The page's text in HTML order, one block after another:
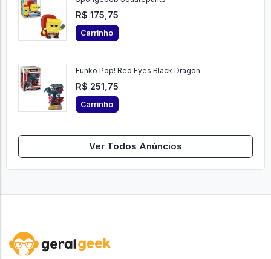
R$ 175,75
Carrinho
Funko Pop! Red Eyes Black Dragon
R$ 251,75
Carrinho
Ver Todos Anúncios